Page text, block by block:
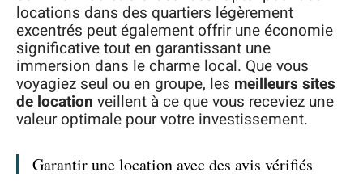
locations dans des quartiers légèrement
excentrés peut également offrir une économie
significative tout en garantissant une
immersion dans le charme local. Que vous
voyagiez seul ou en groupe, les meilleurs sites
de location veillent à ce que vous receviez une
valeur optimale pour votre investissement.
Garantir une location avec des avis vérifiés